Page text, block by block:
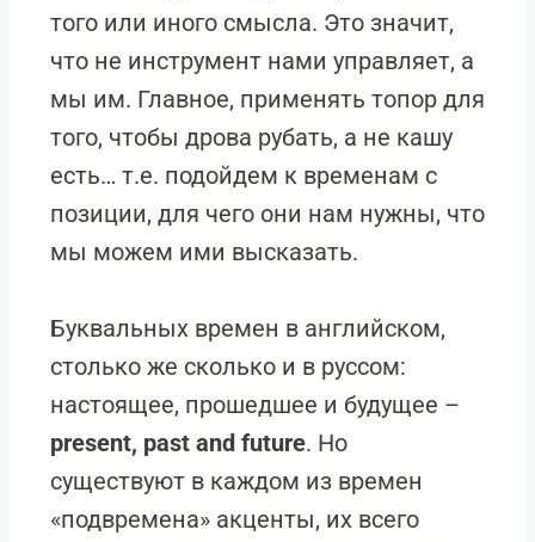
того или иного смысла. Это значит,
что не инструмент нами управляет, а
мы им. Главное, применять топор для
того, чтобы дрова рубать, а не кашу
есть… т.е. подойдем к временам с
позиции, для чего они нам нужны, что
мы можем ими высказать.
Буквальных времен в английском,
столько же сколько и в руссом:
настоящее, прошедшее и будущее –
present, past and future. Но
существуют в каждом из времен
«подвремена» акценты, их всего